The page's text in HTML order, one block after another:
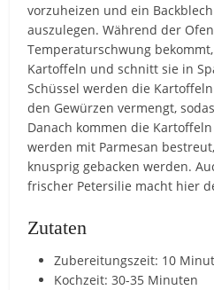
vorzuheizen und ein
auszulegen. Während der
Temperaturschwung
Kartoffeln und schnitt sie in
Schüssel werden die
den Gewürzen vermengt,
Danach kommen die
werden mit Parmesan
knusprig gebacken werden.
frischer Petersilie macht hier
Zutaten
Zubereitungszeit: 10
Kochzeit: 30-35 Minuten